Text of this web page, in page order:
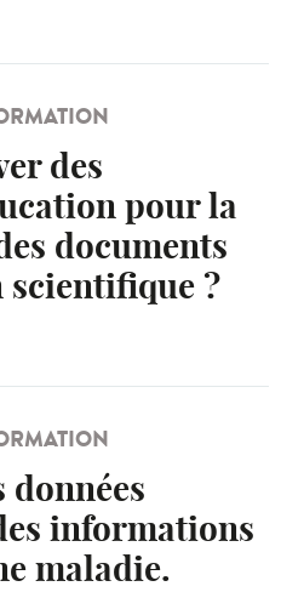
des
pour la
documents
?
données
informations
maladie.